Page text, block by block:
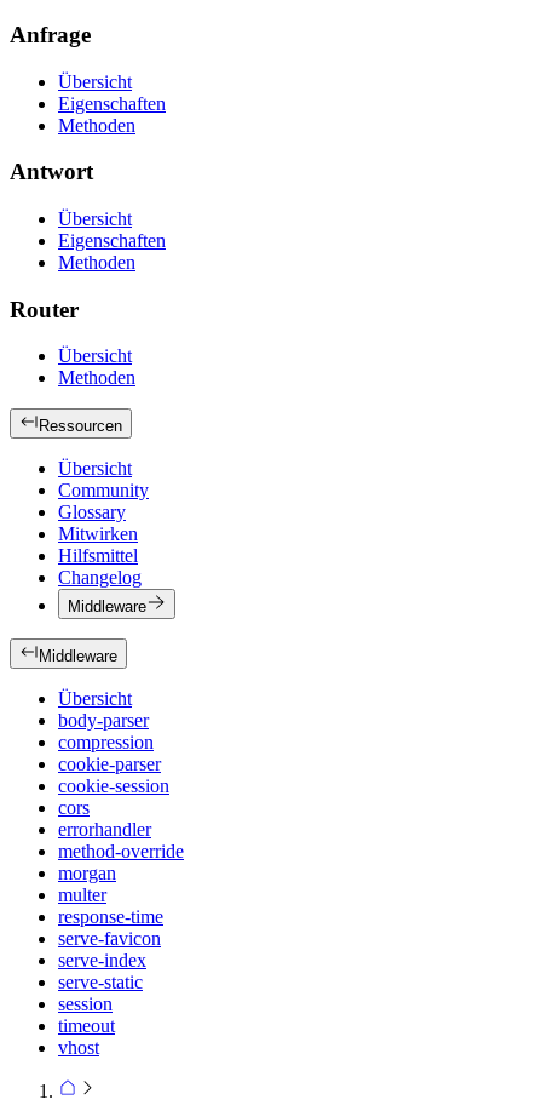
Anfrage
Übersicht
Eigenschaften
Methoden
Antwort
Übersicht
Eigenschaften
Methoden
Router
Übersicht
Methoden
Ressourcen
Übersicht
Community
Glossary
Mitwirken
Hilfsmittel
Changelog
Middleware
Middleware
Übersicht
body-parser
compression
cookie-parser
cookie-session
cors
errorhandler
method-override
morgan
multer
response-time
serve-favicon
serve-index
serve-static
session
timeout
vhost